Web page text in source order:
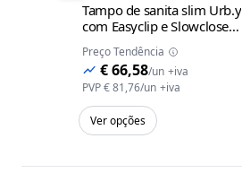
Tampo de sanita slim Urb.y
com Easyclip e Slowclose
Sanindusa
Branco
Preço Tendência
€ 66,58/un +iva
PVP€ 81,76/un +iva
Ver opções